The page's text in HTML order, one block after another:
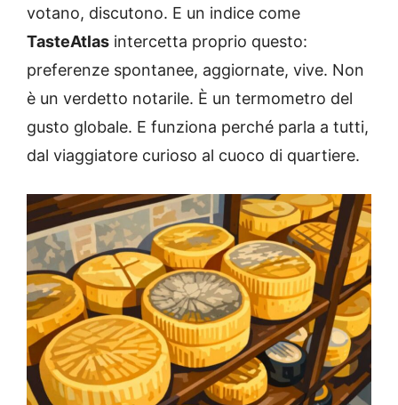
votano, discutono. E un indice come
TasteAtlas intercetta proprio questo:
preferenze spontanee, aggiornate, vive. Non
è un verdetto notarile. È un termometro del
gusto globale. E funziona perché parla a tutti,
dal viaggiatore curioso al cuoco di quartiere.